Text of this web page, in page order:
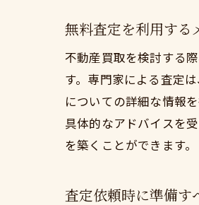
無料査定を利用する
不動産買取を検討する
す。専門家による査定
についての詳細な情報
具体的なアドバイスを
を築くことができます。
査定依頼時に準備す